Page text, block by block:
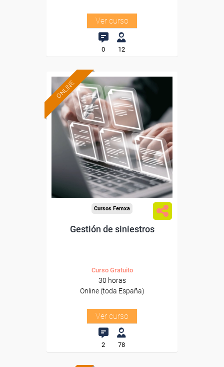
Ver curso
0 12
ONLINE
Formación 100%
subvencionada.
Para desempleados,
trabajadores y autónomos.
Sector
-Finanzas y Seguros.
Cursos Femxa
Gestión de siniestros
Curso Gratuito
30 horas
Online (toda España)
Ver curso
2 78